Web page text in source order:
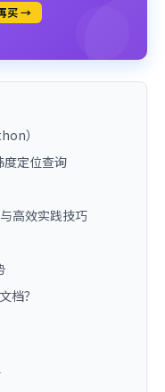
买 →
）
度定位查询
高效实践技巧
档？